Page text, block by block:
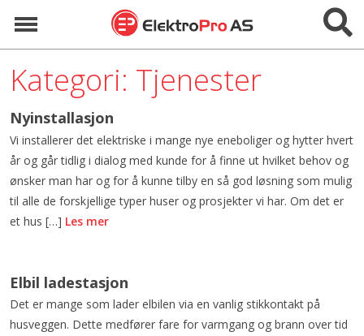
innhold
Vis/skjul
Kategori: Tjenester
Nyinstallasjon
Vi installerer det elektriske i mange nye eneboliger og hytter hvert
år og går tidlig i dialog med kunde for å finne ut hvilket behov og
ønsker man har og for å kunne tilby en så god løsning som mulig
til alle de forskjellige typer huser og prosjekter vi har. Om det er
et hus […] Les mer
Elbil ladestasjon
Det er mange som lader elbilen via en vanlig stikkontakt på
husveggen. Dette medfører fare for varmgang og brann over tid